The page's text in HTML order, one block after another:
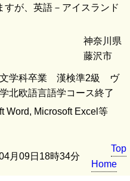
すが、英語－アイスランド
神奈川県
藤沢市
文学科卒業 漢検準2級 ヴ
北欧語言語学コース終了
Word, Microsoft Excel等
月09日18時34分
Top
Home